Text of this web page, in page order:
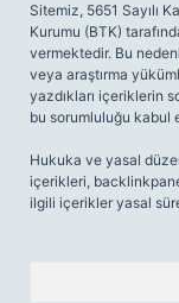
Sitemiz, 5651 Sayılı
Kurumu (BTK)
vermektedir. Bu
veya araştırma
yazdıkları içeriklerin
bu sorumluluğu kabul
Hukuka ve yasal
içerikleri,
ilgili içerikler yasal